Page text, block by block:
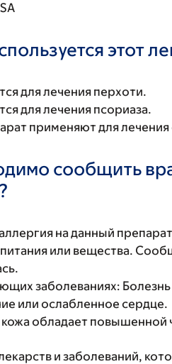
этот
для лечения перхоти.
для лечения псориаза.
применяют для
сообщить
аллергия на данный
или вещества.
заболеваниях:
или ослабленное сердце.
обладает повышенной
и заболеваний,